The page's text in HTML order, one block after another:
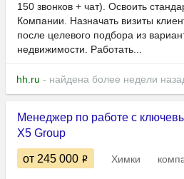
150 звонков + чат). Освоить
Компании. Назначать визиты
после целевого подбора из
недвижимости. Работать...
hh.ru - найдена более недели
Менеджер по работе с
X5 Group
от 245 000 Химки